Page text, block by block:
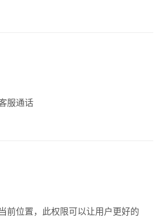
服通话
前位置，此权限可以让用户更好的